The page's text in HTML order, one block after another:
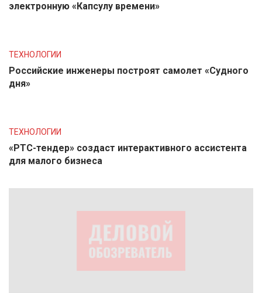
электронную «Капсулу времени»
ТЕХНОЛОГИИ
Российские инженеры построят самолет «Судного
дня»
ТЕХНОЛОГИИ
«РТС-тендер» создаст интерактивного ассистента
для малого бизнеса